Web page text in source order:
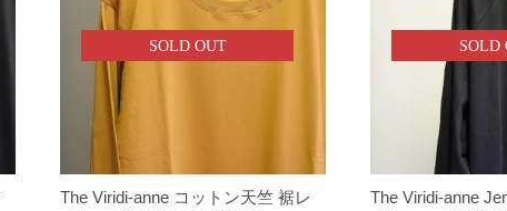
SOLD OUT
The Viridi-anne コットン天竺 裾レ
SOLD
The Viridi-anne